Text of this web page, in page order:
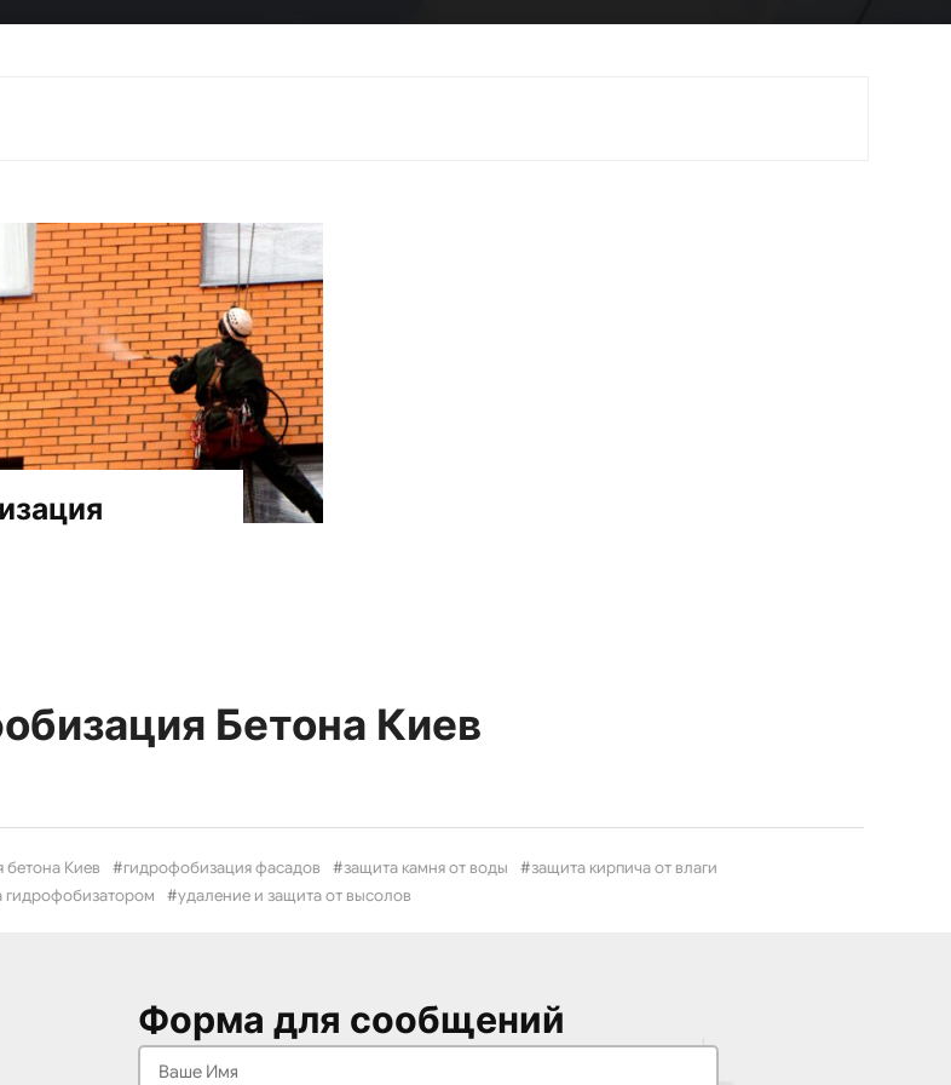
Бетона Киев
бетона Киев гидрофобизация фасадов защита камня от воды
защита кирпича от влаги
гидрофобизатором
удаление и защита от высолов
Форма для сообщений